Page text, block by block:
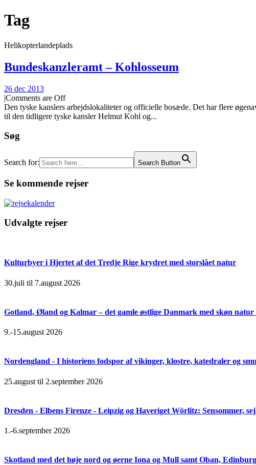
Tag
Helikopterlandeplads
Bundeskanzleramt – Kohlosseum
26 dec 2013
|Comments are Off
Den tyske kanslers arbejdslokaliteter og officielle bosæde. Det har flere
til den tidligere tyske kansler Helmut Kohl og...
Søg
Search for: Search Button
Se kommende rejser
Udvalgte rejser
Kulturbyer i Hjertet af det Tredje Rige krydret med storslået natur
30.juli til 7.august 2026
Gotland, Øland og Kalmar – det gamle østlige Danmark med skøn natur
9.-15.august 2026
Nordengland - I historiens fodspor af vikinger, klostre, katedraler og
25.august til 2.september 2026
Dresden - Elbens Firenze - Leipzig og Haveriget Wörlitz: Sensommer,
1.-6.september 2026
Skotland med det høje nord og øerne Iona og Mull samt Oban,